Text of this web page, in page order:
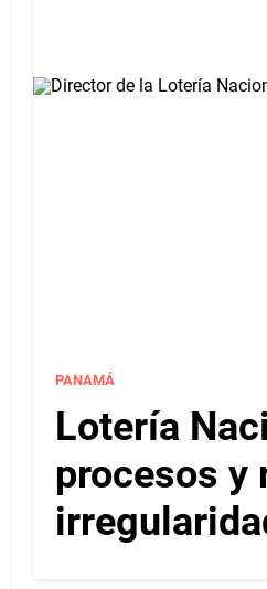
PANAMÁ
Lotería
procesos y